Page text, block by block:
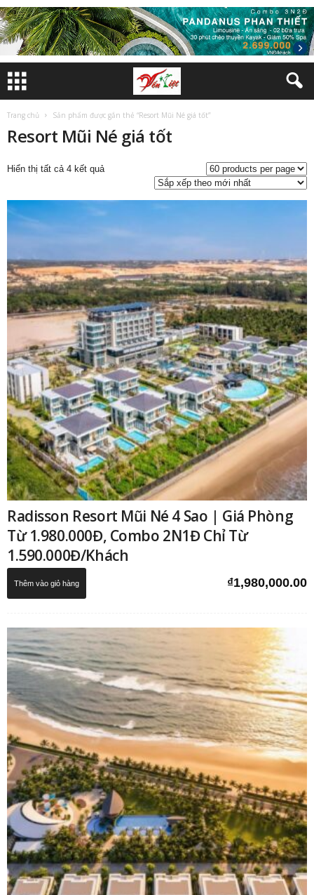
Trang chủ Sản phẩm được gắn thẻ “Resort Mũi Né giá tốt”
Resort Mũi Né giá tốt
Hiển thị tất cả 4 kết quảĐã
xếp
theo
mới
Radisson Resort Mũi Né 4 Sao | Giá Phòng
Từ 1.980.000Đ, Combo 2N1Đ Chỉ Từ
1.590.000Đ/Khách
₫1,980,000.00
Thêm vào giỏ hàng